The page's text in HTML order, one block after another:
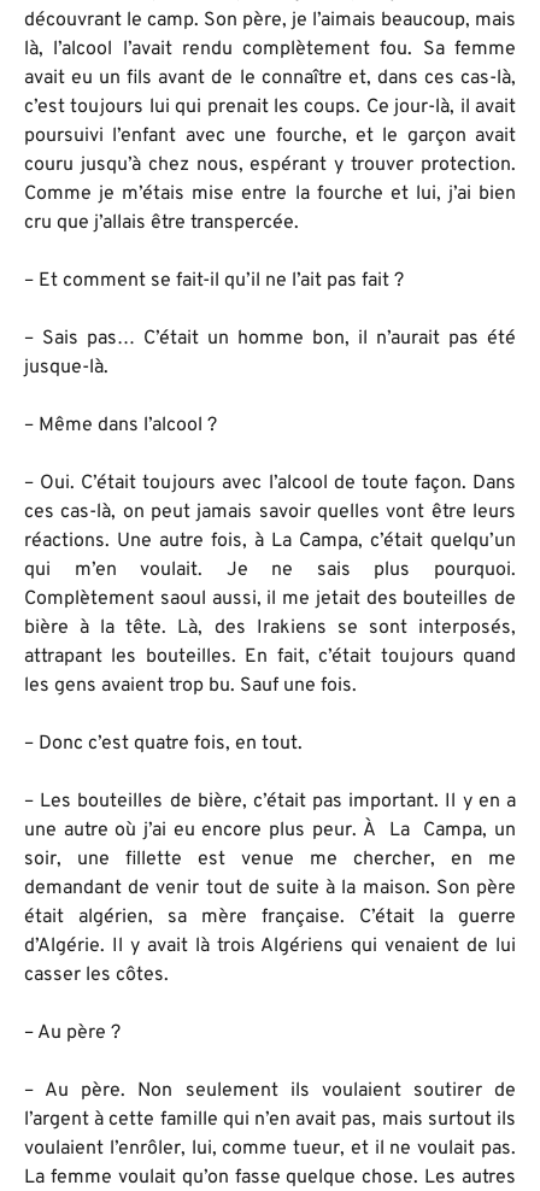
découvrant le camp. Son père, je l’aimais beaucoup, mais
là, l’alcool l’avait rendu complètement fou. Sa femme
avait eu un fils avant de le connaître et, dans ces cas-là,
c’est toujours lui qui prenait les coups. Ce jour-là, il avait
poursuivi l’enfant avec une fourche, et le garçon avait
couru jusqu’à chez nous, espérant y trouver protection.
Comme je m’étais mise entre la fourche et lui, j’ai bien
cru que j’allais être transpercée.
– Et comment se fait-il qu’il ne l’ait pas fait ?
– Sais pas… C’était un homme bon, il n’aurait pas été
jusque-là.
– Même dans l’alcool ?
– Oui. C’était toujours avec l’alcool de toute façon. Dans
ces cas-là, on peut jamais savoir quelles vont être leurs
réactions. Une autre fois, à La Campa, c’était quelqu’un
qui m’en voulait. Je ne sais plus pourquoi.
Complètement saoul aussi, il me jetait des bouteilles de
bière à la tête. Là, des Irakiens se sont interposés,
attrapant les bouteilles. En fait, c’était toujours quand
les gens avaient trop bu. Sauf une fois.
– Donc c’est quatre fois, en tout.
– Les bouteilles de bière, c’était pas important. Il y en a
une autre où j’ai eu encore plus peur. À La Campa, un
soir, une fillette est venue me chercher, en me
demandant de venir tout de suite à la maison. Son père
était algérien, sa mère française. C’était la guerre
d’Algérie. Il y avait là trois Algériens qui venaient de lui
casser les côtes.
– Au père ?
– Au père. Non seulement ils voulaient soutirer de
l’argent à cette famille qui n’en avait pas, mais surtout ils
voulaient l’enrôler, lui, comme tueur, et il ne voulait pas.
La femme voulait qu’on fasse quelque chose. Les autres